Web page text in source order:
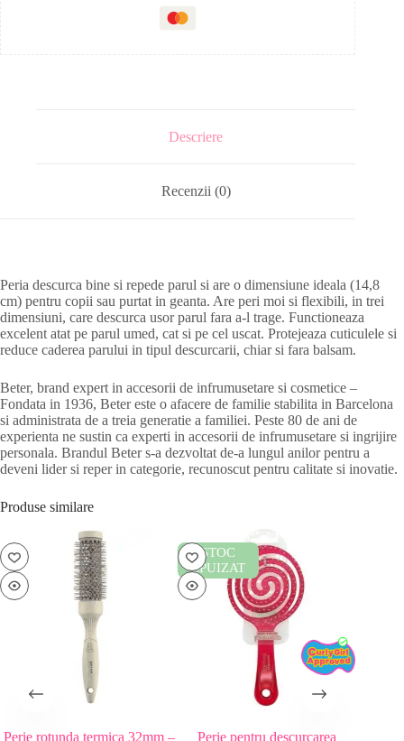
Descriere
Recenzii (0)
Peria descurca bine si repede parul si are o dimensiune ideala (14,8
cm) pentru copii sau purtat in geanta. Are peri moi si flexibili, in trei
dimensiuni, care descurca usor parul fara a-l trage. Functioneaza
excelent atat pe parul umed, cat si pe cel uscat. Protejeaza cuticulele si
reduce caderea parului in tipul descurcarii, chiar si fara balsam.
Beter, brand expert in accesorii de infrumusetare si cosmetice –
Fondata in 1936, Beter este o afacere de familie stabilita in Barcelona
si administrata de a treia generatie a familiei. Peste 80 de ani de
experienta ne sustin ca experti in accesorii de infrumusetare si ingrijire
personala. Brandul Beter s-a dezvoltat de-a lungul anilor pentru a
deveni lider si reper in categorie, recunoscut pentru calitate si inovatie.
Produse similare
Perie rotunda termica 32mm –
STOC
EPUIZAT
Perie pentru descurcarea